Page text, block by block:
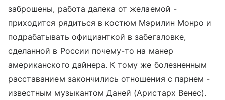
заброшены, работа далека от желаемой -
приходится рядиться в костюм Мэрилин Монро и
подрабатывать официанткой в забегаловке,
сделанной в России почему-то на манер
американского дайнера. К тому же болезненным
расставанием закончились отношения с парнем -
известным музыкантом Даней (Аристарх Венес).